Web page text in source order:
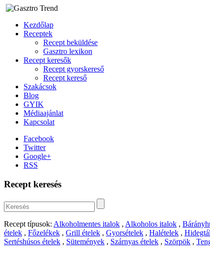
Kezdőlap
Receptek
Recept beküldése
Gasztro lexikon
Recept keresők
Recept gyorskereső
Recept kereső
Szakácsok
Blog
GYIK
Médiaajánlat
Kapcsolat
Facebook
Twitter
Google+
RSS
Recept keresés
Recept típusok: Alkoholmentes italok , Alkoholos italok ,
ételek , Főzelékek , Grill ételek , Gyorsételek , Halételek ,
Sertéshúsos ételek , Sütemények , Szárnyas ételek , Szörpök ,